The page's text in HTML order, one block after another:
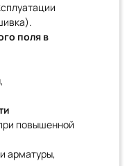
поля в
повышенной
арматуры,